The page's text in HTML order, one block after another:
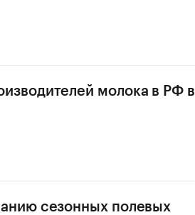
молока в РФ в
сезонных полевых